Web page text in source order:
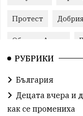
Протест
Община Аврен
Финанси
Театър Спорт за
Градски транспорт
РУБРИКИ
България
Децата вчера и
как се промениха